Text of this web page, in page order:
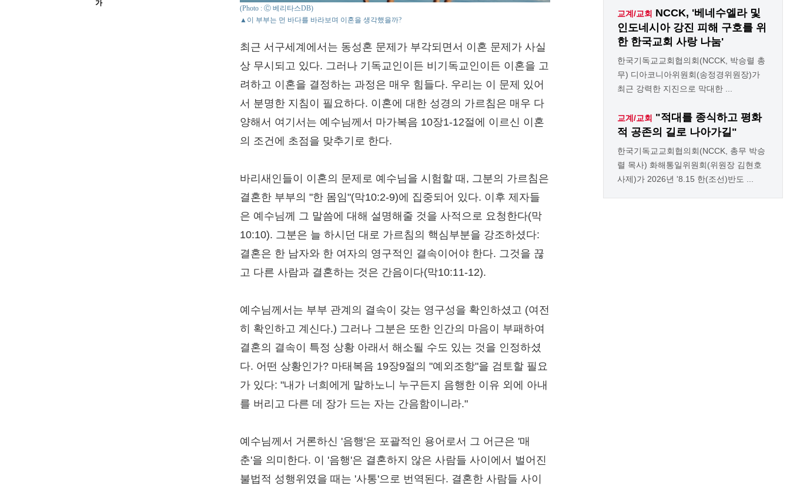
가
(Photo : Ⓒ 베리타스DB)
▲이 부부는 먼 바다를 바라보며 이혼을 생각했을까?
최근 서구세계에서는 동성혼 문제가 부각되면서 이혼 문제가 사실
상 무시되고 있다. 그러나 기독교인이든 비기독교인이든 이혼을 고
려하고 이혼을 결정하는 과정은 매우 힘들다. 우리는 이 문제 있어
서 분명한 지침이 필요하다. 이혼에 대한 성경의 가르침은 매우 다
양해서 여기서는 예수님께서 마가복음 10장1-12절에 이르신 이혼
의 조건에 초점을 맞추기로 한다.
바리새인들이 이혼의 문제로 예수님을 시험할 때, 그분의 가르침은
결혼한 부부의 "한 몸임"(막10:2-9)에 집중되어 있다. 이후 제자들
은 예수님께 그 말씀에 대해 설명해줄 것을 사적으로 요청한다(막
10:10). 그분은 늘 하시던 대로 가르침의 핵심부분을 강조하셨다:
결혼은 한 남자와 한 여자의 영구적인 결속이어야 한다. 그것을 끊
고 다른 사람과 결혼하는 것은 간음이다(막10:11-12).
예수님께서는 부부 관계의 결속이 갖는 영구성을 확인하셨고 (여전
히 확인하고 계신다.) 그러나 그분은 또한 인간의 마음이 부패하여
결혼의 결속이 특정 상황 아래서 해소될 수도 있는 것을 인정하셨
다. 어떤 상황인가? 마태복음 19장9절의 "예외조항"을 검토할 필요
가 있다: "내가 너희에게 말하노니 누구든지 음행한 이유 외에 아내
를 버리고 다른 데 장가 드는 자는 간음함이니라."
예수님께서 거론하신 '음행'은 포괄적인 용어로서 그 어근은 '매
춘'을 의미한다. 이 '음행'은 결혼하지 않은 사람들 사이에서 벌어진
불법적 성행위였을 때는 '사통'으로 번역된다. 결혼한 사람들 사이
교계/교회 NCCK, '베네수엘라 및
인도네시아 강진 피해 구호를 위
한 한국교회 사랑 나눔'
한국기독교교회협의회(NCCK, 박승렬 총
무) 디아코니아위원회(송정경위원장)가
최근 강력한 지진으로 막대한 ...
교계/교회 "적대를 종식하고 평화
적 공존의 길로 나아가길"
한국기독교교회협의회(NCCK, 총무 박승
렬 목사) 화해통일위원회(위원장 김현호
사제)가 2026년 '8.15 한(조선)반도 ...